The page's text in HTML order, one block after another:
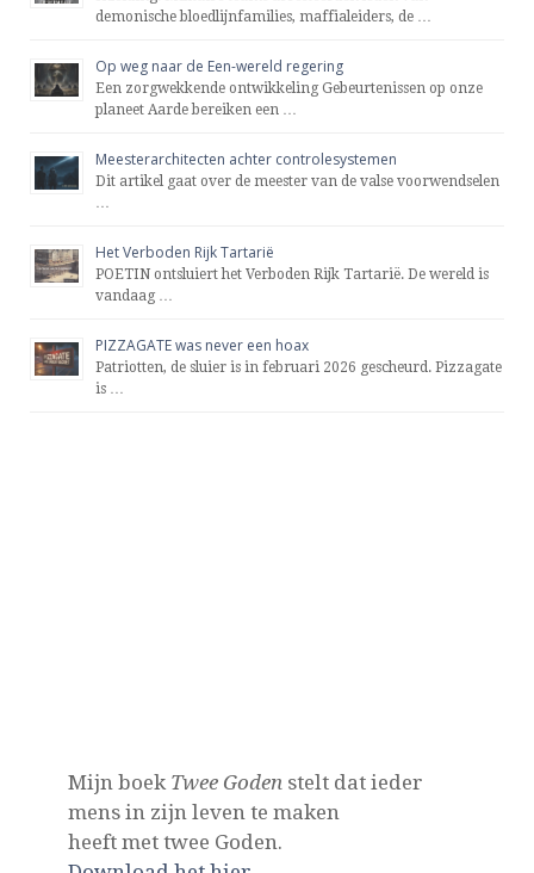
demonische bloedlijnfamilies, maffialeiders, de …
Op weg naar de Een-wereld regering
Een zorgwekkende ontwikkeling Gebeurtenissen op onze
planeet Aarde bereiken een …
Meesterarchitecten achter controlesystemen
Dit artikel gaat over de meester van de valse voorwendselen
…
Het Verboden Rijk Tartarië
POETIN ontsluiert het Verboden Rijk Tartarië. De wereld is
vandaag …
PIZZAGATE was never een hoax
Patriotten, de sluier is in februari 2026 gescheurd. Pizzagate
is …
Mijn boek Twee Goden stelt dat ieder
mens in zijn leven te maken
heeft met twee Goden.